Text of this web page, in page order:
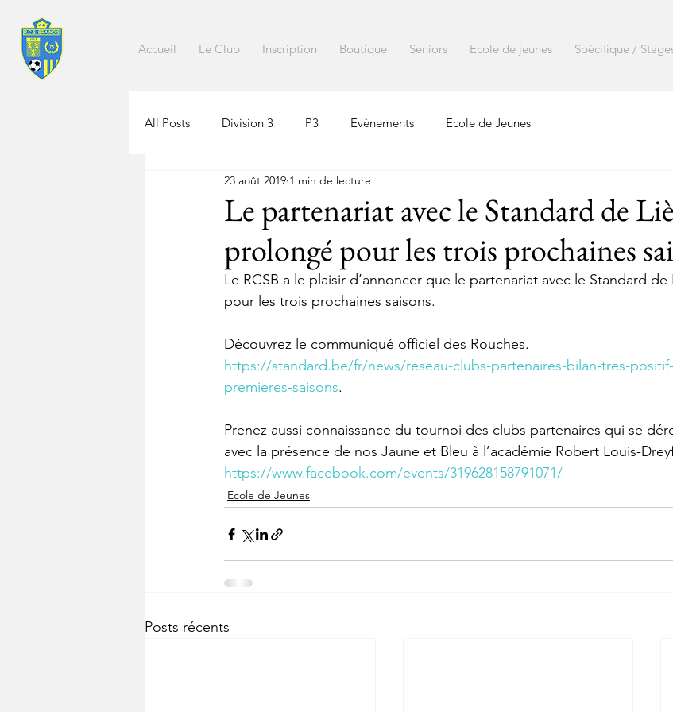
Accueil Le Club Inscription Boutique Seniors Ecole de jeunes Spécifique /
All Posts Division 3 P3 Evènements Ecole de Jeunes
Le partenariat avec le Standard de
prolongé pour les trois prochaines
23 août 2019 1 min de lecture
Le RCSB a le plaisir d’annoncer que le partenariat avec le Standard
pour les trois prochaines saisons.
Découvrez le communiqué officiel des Rouches.
https://standard.be/fr/news/reseau-clubs-partenaires-bilan-tres-
premieres-saisons.
Prenez aussi connaissance du tournoi des clubs partenaires qui se
avec la présence de nos Jaune et Bleu à l’académie Robert Louis-
https://www.facebook.com/events/319628158791071/
Ecole de Jeunes
Posts récents